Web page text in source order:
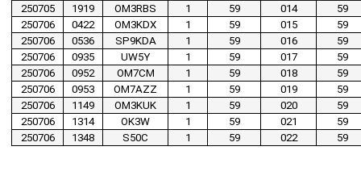
250705
1919 OM3RBS 1 59 014
59
250706
0422 OM3KDX 1 59 015
59
250706
0536 SP9KDA 1 59 016
59
250706
0935 UW5Y 1 59 017
59
250706
0952 OM7CM 1 59 018
59
250706
0953 OM7AZZ 1 59 019
59
250706
1149 OM3KUK 1 59 020
59
250706
1314 OK3W 1 59 021
59
250706
1348 S50C 1 59 022 59